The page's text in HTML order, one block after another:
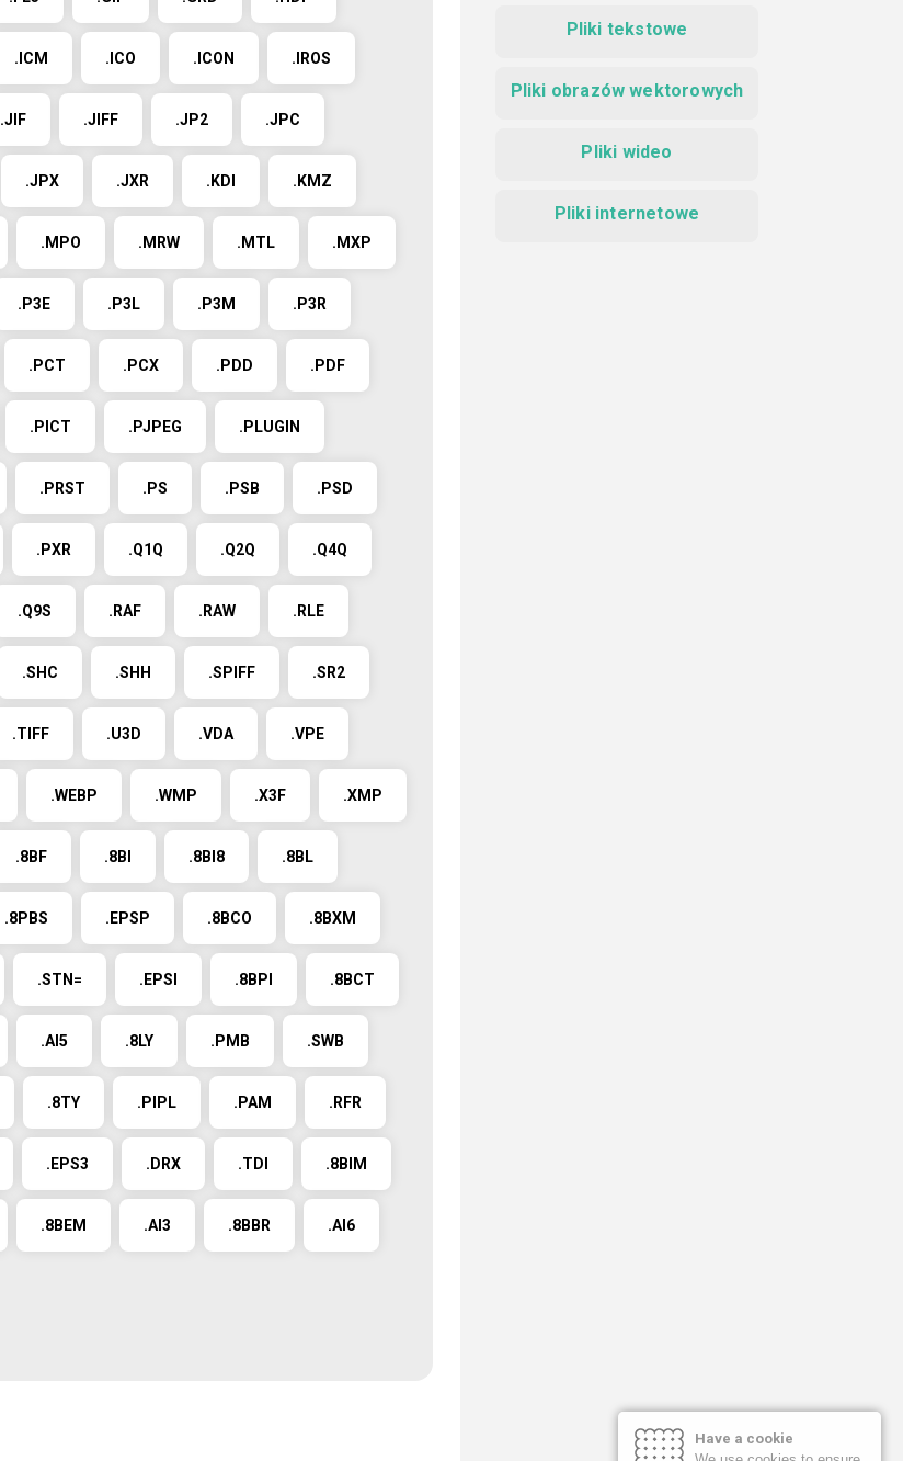
.ICM .ICO .ICON .IROS
.JIF .JIFF .JP2 .JPC
.JPX .JXR .KDI .KMZ
.MPO .MRW .MTL .MXP
.P3E .P3L .P3M .P3R
.PCT .PCX .PDD .PDF
.PICT .PJPEG .PLUGIN
.PRST .PS .PSB .PSD
.PXR .Q1Q .Q2Q .Q4Q
.Q9S .RAF .RAW .RLE
.SHC .SHH .SPIFF .SR2
.TIFF .U3D .VDA .VPE
.WEBP .WMP .X3F .XMP
.8BF .8BI .8BI8 .8BL
.8PBS .EPSP .8BCO .8BXM
.STN= .EPSI .8BPI .8BCT
.AI5 .8LY .PMB .SWB
.8TY .PIPL .PAM .RFR
.EPS3 .DRX .TDI .8BIM
.8BEM .AI3 .8BBR .AI6
Pliki tekstowe
Pliki obrazów wektorowych
Pliki wideo
Pliki internetowe
Have a cookie